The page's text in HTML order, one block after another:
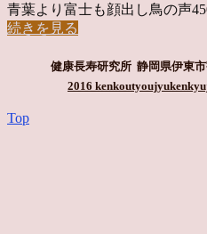
青葉より富士も顔出し鳥の声
続きを見る
健康長寿研究所 静岡県伊東
2016
Top